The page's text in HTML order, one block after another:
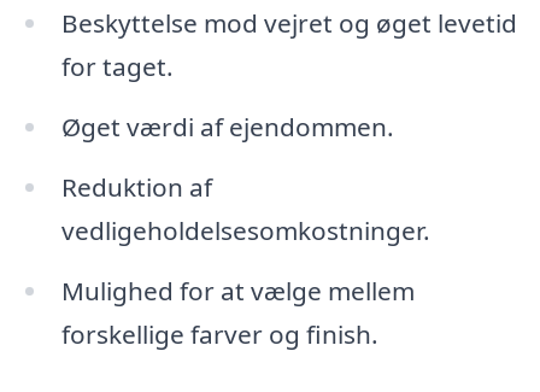
Beskyttelse mod vejret og øget levetid
for taget.
Øget værdi af ejendommen.
Reduktion af
vedligeholdelsesomkostninger.
Mulighed for at vælge mellem
forskellige farver og finish.